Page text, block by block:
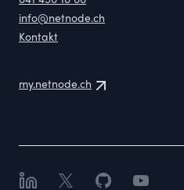
info@netnode.ch
Kontakt
my.netnode.ch
LinkedIn
X GitHubYouTube